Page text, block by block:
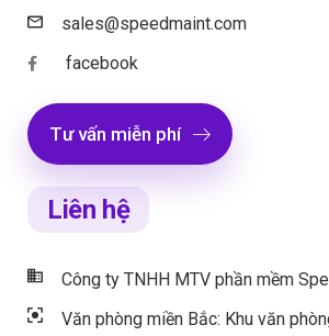
sales@speedmaint.com
facebook
Tư vấn miễn phí
Liên hệ
Công ty TNHH MTV phần mềm
Văn phòng miền Bắc: Khu văn